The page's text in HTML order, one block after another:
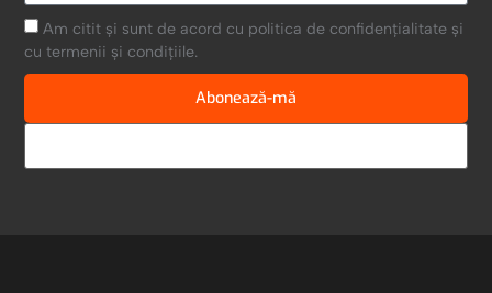
Am citit și sunt de acord cu politica de confidențialitate și
cu termenii și condițiile.
Abonează-mă